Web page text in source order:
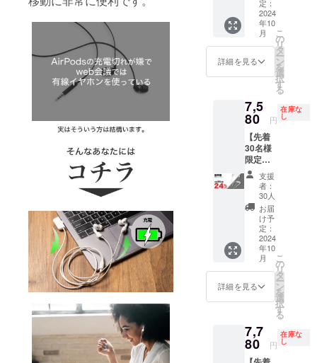
最適
SC10を
1セット
[1セッ
トあた
り、一
般販売
格
5,980円
（税・
送料
込）の
24％OF
F]
定：
2024
年10
月
詳細を見る
こ
の
リ
タ
ー
ン
を
選
択
す
る
7,5
80 円
在庫な
し
【先着
30名様
限定！
超早
割】
SW10-
アク
ティブ
派にオ
ススメ
SW10を
1セット
[1セッ
トあた
り、一
般販売
格
9,980円
（税・
支援
者：
30人
お届
け予
定：
2024
年10
月
詳細を見る
こ
の
リ
タ
ー
ン
を
選
択
す
る
7,7
80 円
在庫な
し